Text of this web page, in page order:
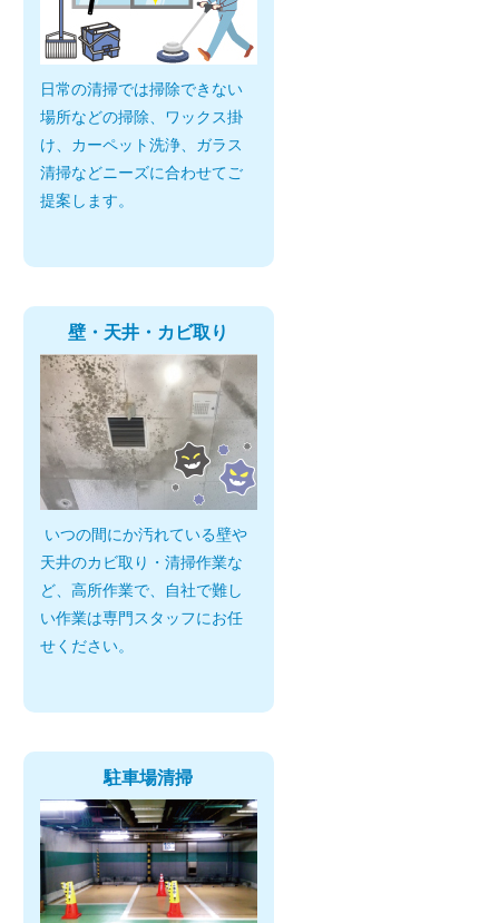
日常の清掃では掃除できない
場所などの掃除、ワックス掛
け、カーペット洗浄、ガラス
清掃などニーズに合わせてご
提案します。
壁・天井・カビ取り
いつの間にか汚れている壁や
天井のカビ取り・清掃作業な
ど、高所作業で、自社で難し
い作業は専門スタッフにお任
せください。
駐車場清掃